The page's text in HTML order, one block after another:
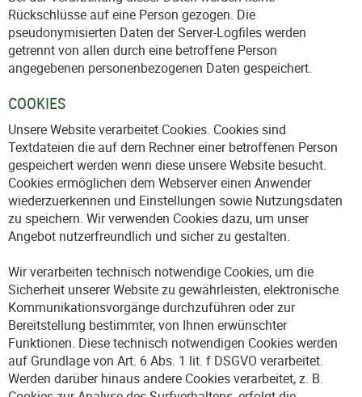
Rückschlüsse auf eine Person gezogen. Die
pseudonymisierten Daten der Server-Logfiles werden
getrennt von allen durch eine betroffene Person
angegebenen personenbezogenen Daten gespeichert.
COOKIES
Unsere Website verarbeitet Cookies. Cookies sind
Textdateien die auf dem Rechner einer betroffenen Person
gespeichert werden wenn diese unsere Website besucht.
Cookies ermöglichen dem Webserver einen Anwender
wiederzuerkennen und Einstellungen sowie Nutzungsdaten
zu speichern. Wir verwenden Cookies dazu, um unser
Angebot nutzerfreundlich und sicher zu gestalten.
Wir verarbeiten technisch notwendige Cookies, um die
Sicherheit unserer Website zu gewährleisten, elektronische
Kommunikationsvorgänge durchzuführen oder zur
Bereitstellung bestimmter, von Ihnen erwünschter
Funktionen. Diese technisch notwendigen Cookies werden
auf Grundlage von Art. 6 Abs. 1 lit. f DSGVO verarbeitet.
Werden darüber hinaus andere Cookies verarbeitet, z. B.